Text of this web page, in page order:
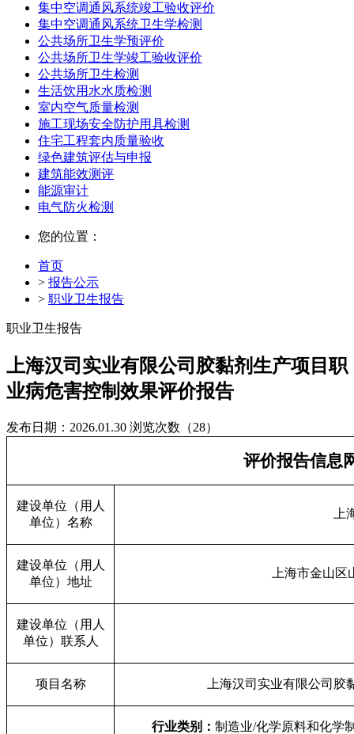
集中空调通风系统竣工验收评价
集中空调通风系统卫生学检测
公共场所卫生学预评价
公共场所卫生学竣工验收评价
公共场所卫生检测
生活饮用水水质检测
室内空气质量检测
施工现场安全防护用具检测
住宅工程套内质量验收
绿色建筑评估与申报
建筑能效测评
能源审计
电气防火检测
您的位置：
首页
> 报告公示
> 职业卫生报告
职业卫生报告
上海汉司实业有限公司胶黏剂生产项目职
业病危害控制效果评价报告
发布日期：2026.01.30 浏览次数（28）
评价报告信息
建设单位（用人
单位）名称
上
建设单位（用人
单位）地址
上海市金山
建设单位（用人
单位）联系人
项目名称 上海汉司实业有限公司
行业类别： 制造业/化学原料和化学